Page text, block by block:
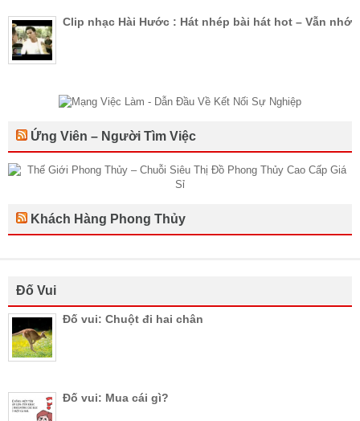
Clip nhạc Hài Hước : Hát nhép bài hát hot – Vẫn nhớ
Ứng Viên – Người Tìm Việc
Khách Hàng Phong Thủy
Đố Vui
Đố vui: Chuột đi hai chân
Đố vui: Mua cái gì?